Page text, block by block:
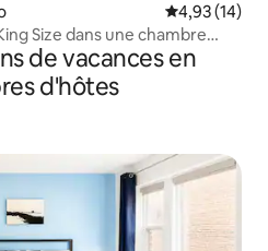
Évaluation
4,93 (14)
Size dans une chambre
Park
de vacances en
d'hôtes